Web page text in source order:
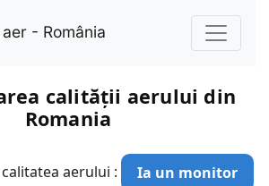
- România
calității aerului din
Romania
aerului :
Ia un monitor